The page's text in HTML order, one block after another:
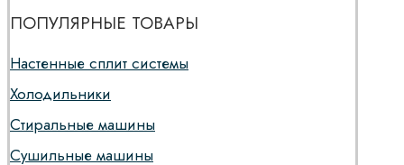
ПОПУЛЯРНЫЕ ТОВАРЫ
Настенные сплит системы
Холодильники
Стиральные машины
Сушильные машины